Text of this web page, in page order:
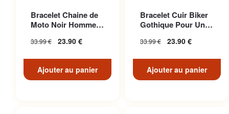
Bracelet Chaine de
Moto Noir Homme
33.99€ 23.90 €
Ajouter au panier
Bracelet Cuir Biker
Gothique Pour Un
Unique
33.99€ 23.90 €
Ajouter au panier